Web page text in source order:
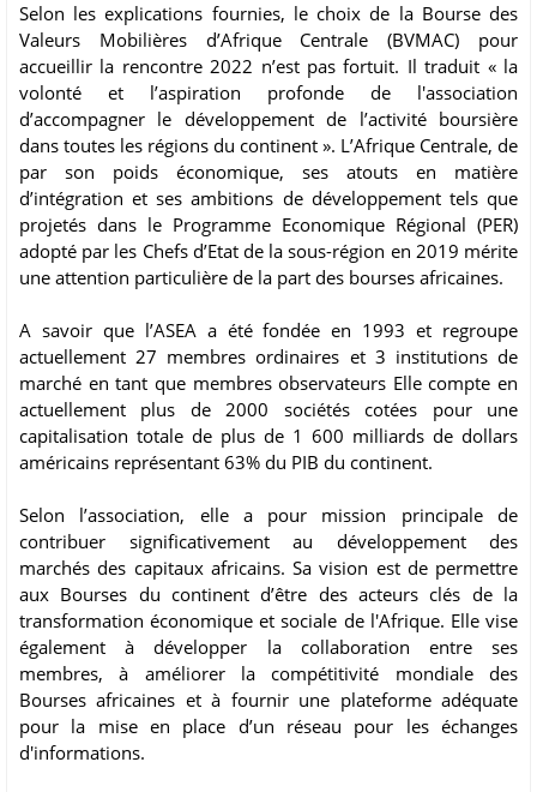
Selon les explications fournies, le choix de la Bourse des
Valeurs Mobilières d’Afrique Centrale (BVMAC) pour
accueillir la rencontre 2022 n’est pas fortuit. Il traduit « la
volonté et l’aspiration profonde de l'association
d’accompagner le développement de l’activité boursière
dans toutes les régions du continent ». L’Afrique Centrale, de
par son poids économique, ses atouts en matière
d’intégration et ses ambitions de développement tels que
projetés dans le Programme Economique Régional (PER)
adopté par les Chefs d’Etat de la sous-région en 2019 mérite
une attention particulière de la part des bourses africaines.
A savoir que l’ASEA a été fondée en 1993 et regroupe
actuellement 27 membres ordinaires et 3 institutions de
marché en tant que membres observateurs Elle compte en
actuellement plus de 2000 sociétés cotées pour une
capitalisation totale de plus de 1 600 milliards de dollars
américains représentant 63% du PIB du continent.
Selon l’association, elle a pour mission principale de
contribuer significativement au développement des
marchés des capitaux africains. Sa vision est de permettre
aux Bourses du continent d’être des acteurs clés de la
transformation économique et sociale de l'Afrique. Elle vise
également à développer la collaboration entre ses
membres, à améliorer la compétitivité mondiale des
Bourses africaines et à fournir une plateforme adéquate
pour la mise en place d’un réseau pour les échanges
d'informations.